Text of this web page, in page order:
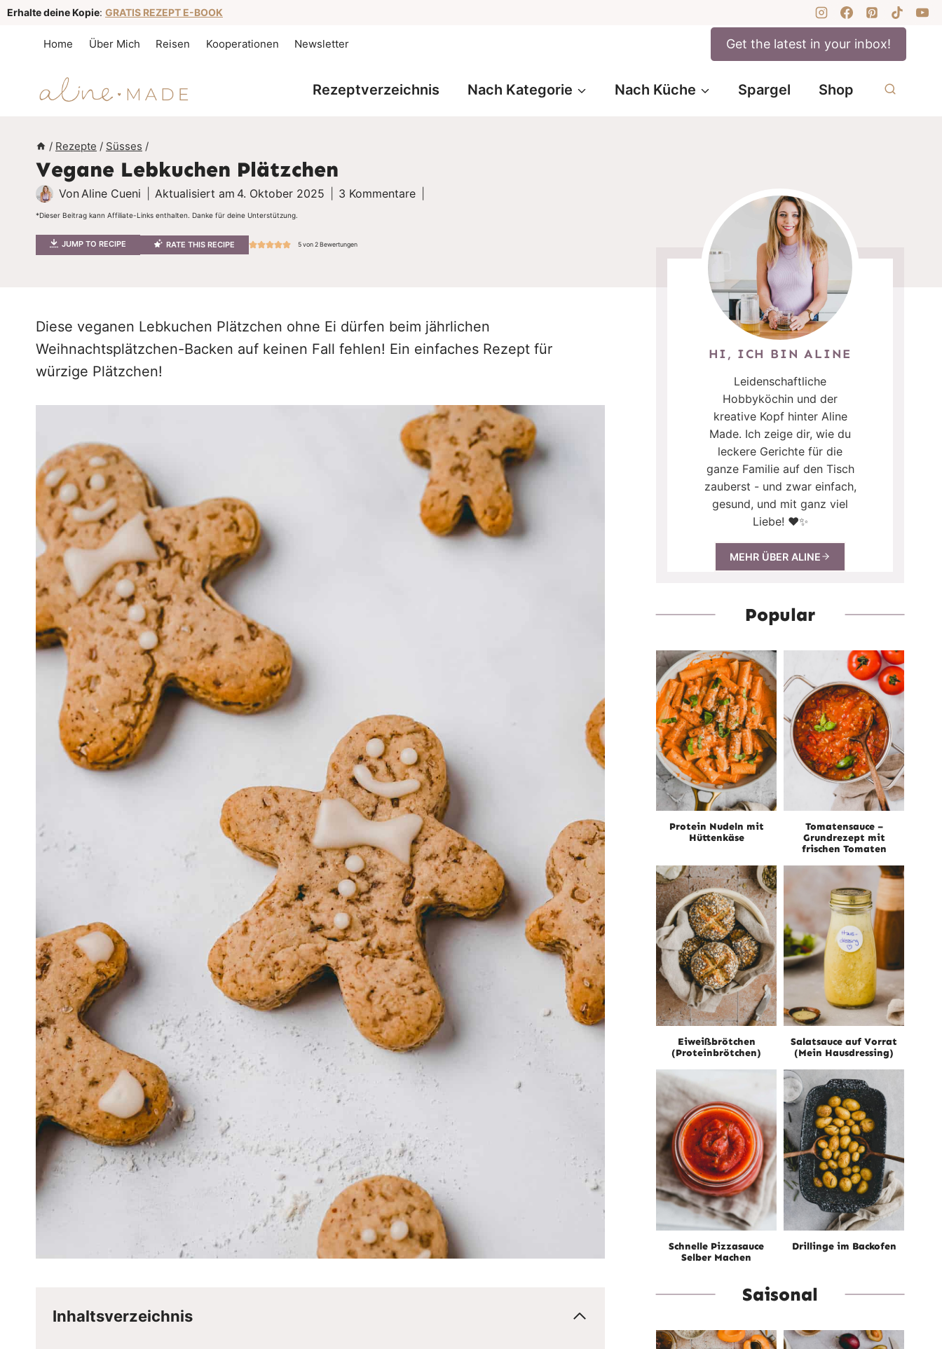
ZErhalte deine Kopie: GRATIS REZEPT E-BOOK
Home Über Mich Reisen Kooperationen Newsletter Get the latest in your inbox!
Rezeptverzeichnis Nach Kategorie Nach Küche Spargel Shop
/ Rezepte / Süsses /
Vegane Lebkuchen Plätzchen
VonAline Cueni Aktualisiert am 4. Oktober 2025 3 Kommentare
*Dieser Beitrag kann Affiliate-Links enthalten. Danke für deine Unterstützung.
JUMP TO RECIPE RATE THIS RECIPE 5von2Bewertungen
Diese veganen Lebkuchen Plätzchen ohne Ei dürfen beim jährlichen
Weihnachtsplätzchen-Backen auf keinen Fall fehlen! Ein einfaches Rezept für
würzige Plätzchen!
Inhaltsverzeichnis
HI, ICH BIN ALINE
Leidenschaftliche
Hobbyköchin und der
kreative Kopf hinter Aline
Made. Ich zeige dir, wie du
leckere Gerichte für die
ganze Familie auf den Tisch
zauberst - und zwar einfach,
gesund, und mit ganz viel
Liebe! ❤️✨
MEHR ÜBER ALINE
Popular
Protein Nudeln mit
Hüttenkäse
Tomatensauce –
Grundrezept mit
frischen Tomaten
Eiweißbrötchen
(Proteinbrötchen)
Salatsauce auf Vorrat
(Mein Hausdressing)
Schnelle Pizzasauce
Selber Machen
Drillinge im Backofen
Saisonal